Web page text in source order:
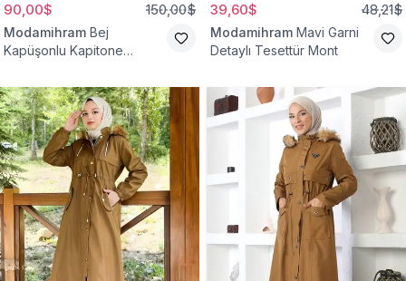
90,00$ 150,00$
Modamihram Bej
Kapüşonlu Kapitone
39,60$ 48,21$
Modamihram Mavi Garni
Detaylı Tesettür Mont